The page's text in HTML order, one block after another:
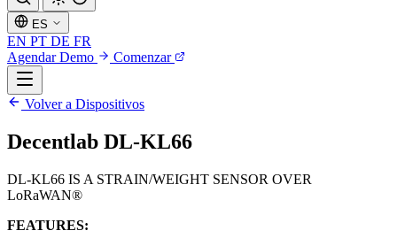
ES
EN PT DE FR
Agendar Demo
Comenzar
Volver a Dispositivos
Decentlab DL-KL66
DL-KL66 IS A STRAIN/WEIGHT SENSOR OVER
LoRaWAN®
FEATURES: